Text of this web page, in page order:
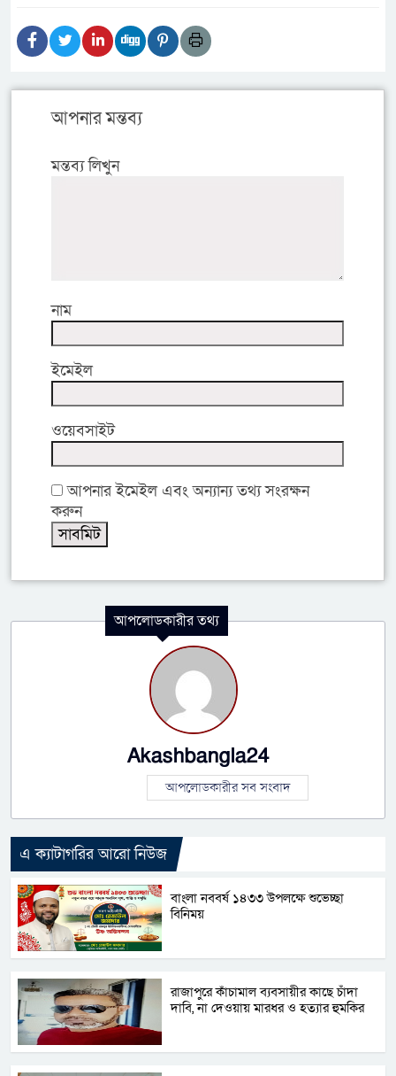
আপনার মন্তব্য
মন্তব্য লিখুন
নাম
ইমেইল
ওয়েবসাইট
আপনার ইমেইল এবং অন্যান্য তথ্য সংরক্ষন
করুন
আপলোডকারীর তথ্য
Akashbangla24
আপলোডকারীর সব সংবাদ
এ ক্যাটাগরির আরো নিউজ
বাংলা নববর্ষ ১৪৩৩ উপলক্ষে শুভেচ্ছা
বিনিময়
রাজাপুরে কাঁচামাল ব্যবসায়ীর কাছে চাঁদা
দাবি, না দেওয়ায় মারধর ও হত্যার হুমকির